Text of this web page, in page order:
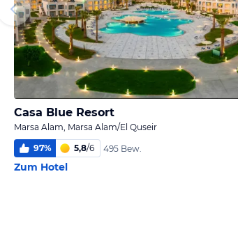
Casa Blue Resort
Marsa Alam, Marsa Alam/El Quseir
97% 5,8/6 495 Bew.
Zum Hotel